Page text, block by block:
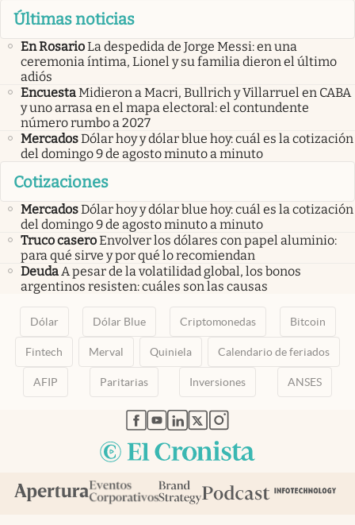
Últimas noticias
En RosarioLa despedida de Jorge Messi: en una
ceremonia íntima, Lionel y su familia dieron el último
adiós
EncuestaMidieron a Macri, Bullrich y Villarruel en CABA
y uno arrasa en el mapa electoral: el contundente
número rumbo a 2027
MercadosDólar hoy y dólar blue hoy: cuál es la cotización
del domingo 9 de agosto minuto a minuto
Cotizaciones
MercadosDólar hoy y dólar blue hoy: cuál es la cotización
del domingo 9 de agosto minuto a minuto
Truco caseroEnvolver los dólares con papel aluminio:
para qué sirve y por qué lo recomiendan
DeudaA pesar de la volatilidad global, los bonos
argentinos resisten: cuáles son las causas
Dólar Dólar Blue Criptomonedas Bitcoin
Fintech Merval Quiniela Calendario de feriados
AFIP Paritarias Inversiones ANSES
abre en nueva pestaña
abre en nueva pestaña
abre en nueva pestaña
abre en nueva pestaña
abre en nueva pestaña